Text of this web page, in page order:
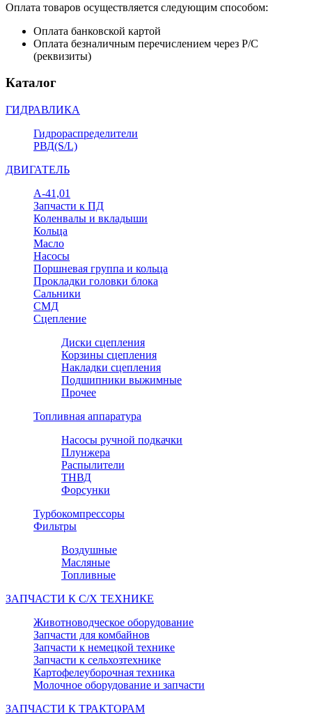
Оплата товаров осуществляется следующим способом:
Оплата банковской картой
Оплата безналичным перечислением через Р/С
(реквизиты)
Каталог
ГИДРАВЛИКА
Гидрораспределители
РВД(S/L)
ДВИГАТЕЛЬ
А-41,01
Запчасти к ПД
Коленвалы и вкладыши
Кольца
Масло
Насосы
Поршневая группа и кольца
Прокладки головки блока
Сальники
СМД
Сцепление
Диски сцепления
Корзины сцепления
Накладки сцепления
Подшипники выжимные
Прочее
Топливная аппаратура
Насосы ручной подкачки
Плунжера
Распылители
ТНВД
Форсунки
Турбокомпрессоры
Фильтры
Воздушные
Масляные
Топливные
ЗАПЧАСТИ К С/Х ТЕХНИКЕ
Животноводческое оборудование
Запчасти для комбайнов
Запчасти к немецкой технике
Запчасти к сельхозтехнике
Картофелеуборочная техника
Молочное оборудование и запчасти
ЗАПЧАСТИ К ТРАКТОРАМ